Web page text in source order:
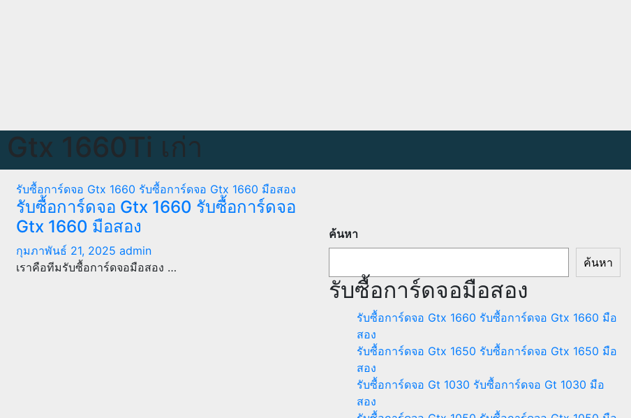
1660Ti เก่า
รับซื้อการ์ดจอ Gtx 1660 รับซื้อการ์ดจอ Gtx 1660 มือสอง
รับซื้อการ์ดจอ Gtx 1660 รับซื้อการ์ดจอ
Gtx 1660 มือสอง
กุมภาพันธ์ 21, 2025 admin
เราคือทีมรับซื้อการ์ดจอมือสอง …
ค้นหา
ค้นหา
รับซื้อการ์ดจอมือสอง
รับซื้อการ์ดจอ Gtx 1660 รับซื้อการ์ดจอ Gtx 1660 มือ
สอง
รับซื้อการ์ดจอ Gtx 1650 รับซื้อการ์ดจอ Gtx 1650 มือ
สอง
รับซื้อการ์ดจอ Gt 1030 รับซื้อการ์ดจอ Gt 1030 มือ
สอง